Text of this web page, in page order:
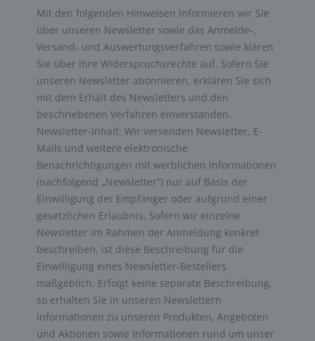
Mit den folgenden Hinweisen informieren wir Sie
über unseren Newsletter sowie das Anmelde-,
Versand- und Auswertungsverfahren sowie klären
Sie über Ihre Widerspruchsrechte auf. Sofern Sie
unseren Newsletter abonnieren, erklären Sie sich
mit dem Erhalt des Newsletters und den
beschriebenen Verfahren einverstanden.
Newsletter-Inhalt: Wir versenden Newsletter, E-
Mails und weitere elektronische
Benachrichtigungen mit werblichen Informationen
(nachfolgend „Newsletter“) nur auf Basis der
Einwilligung der Empfänger oder aufgrund einer
gesetzlichen Erlaubnis. Sofern wir einzelne
Newsletter im Rahmen der Anmeldung konkret
beschreiben, ist diese Beschreibung für die
Einwilligung eines Newsletter-Bestellers
maßgeblich. Erfolgt keine separate Beschreibung,
so erhalten Sie in unseren Newslettern
Informationen zu unseren Produkten, Angeboten
und Aktionen sowie Informationen rund um unser